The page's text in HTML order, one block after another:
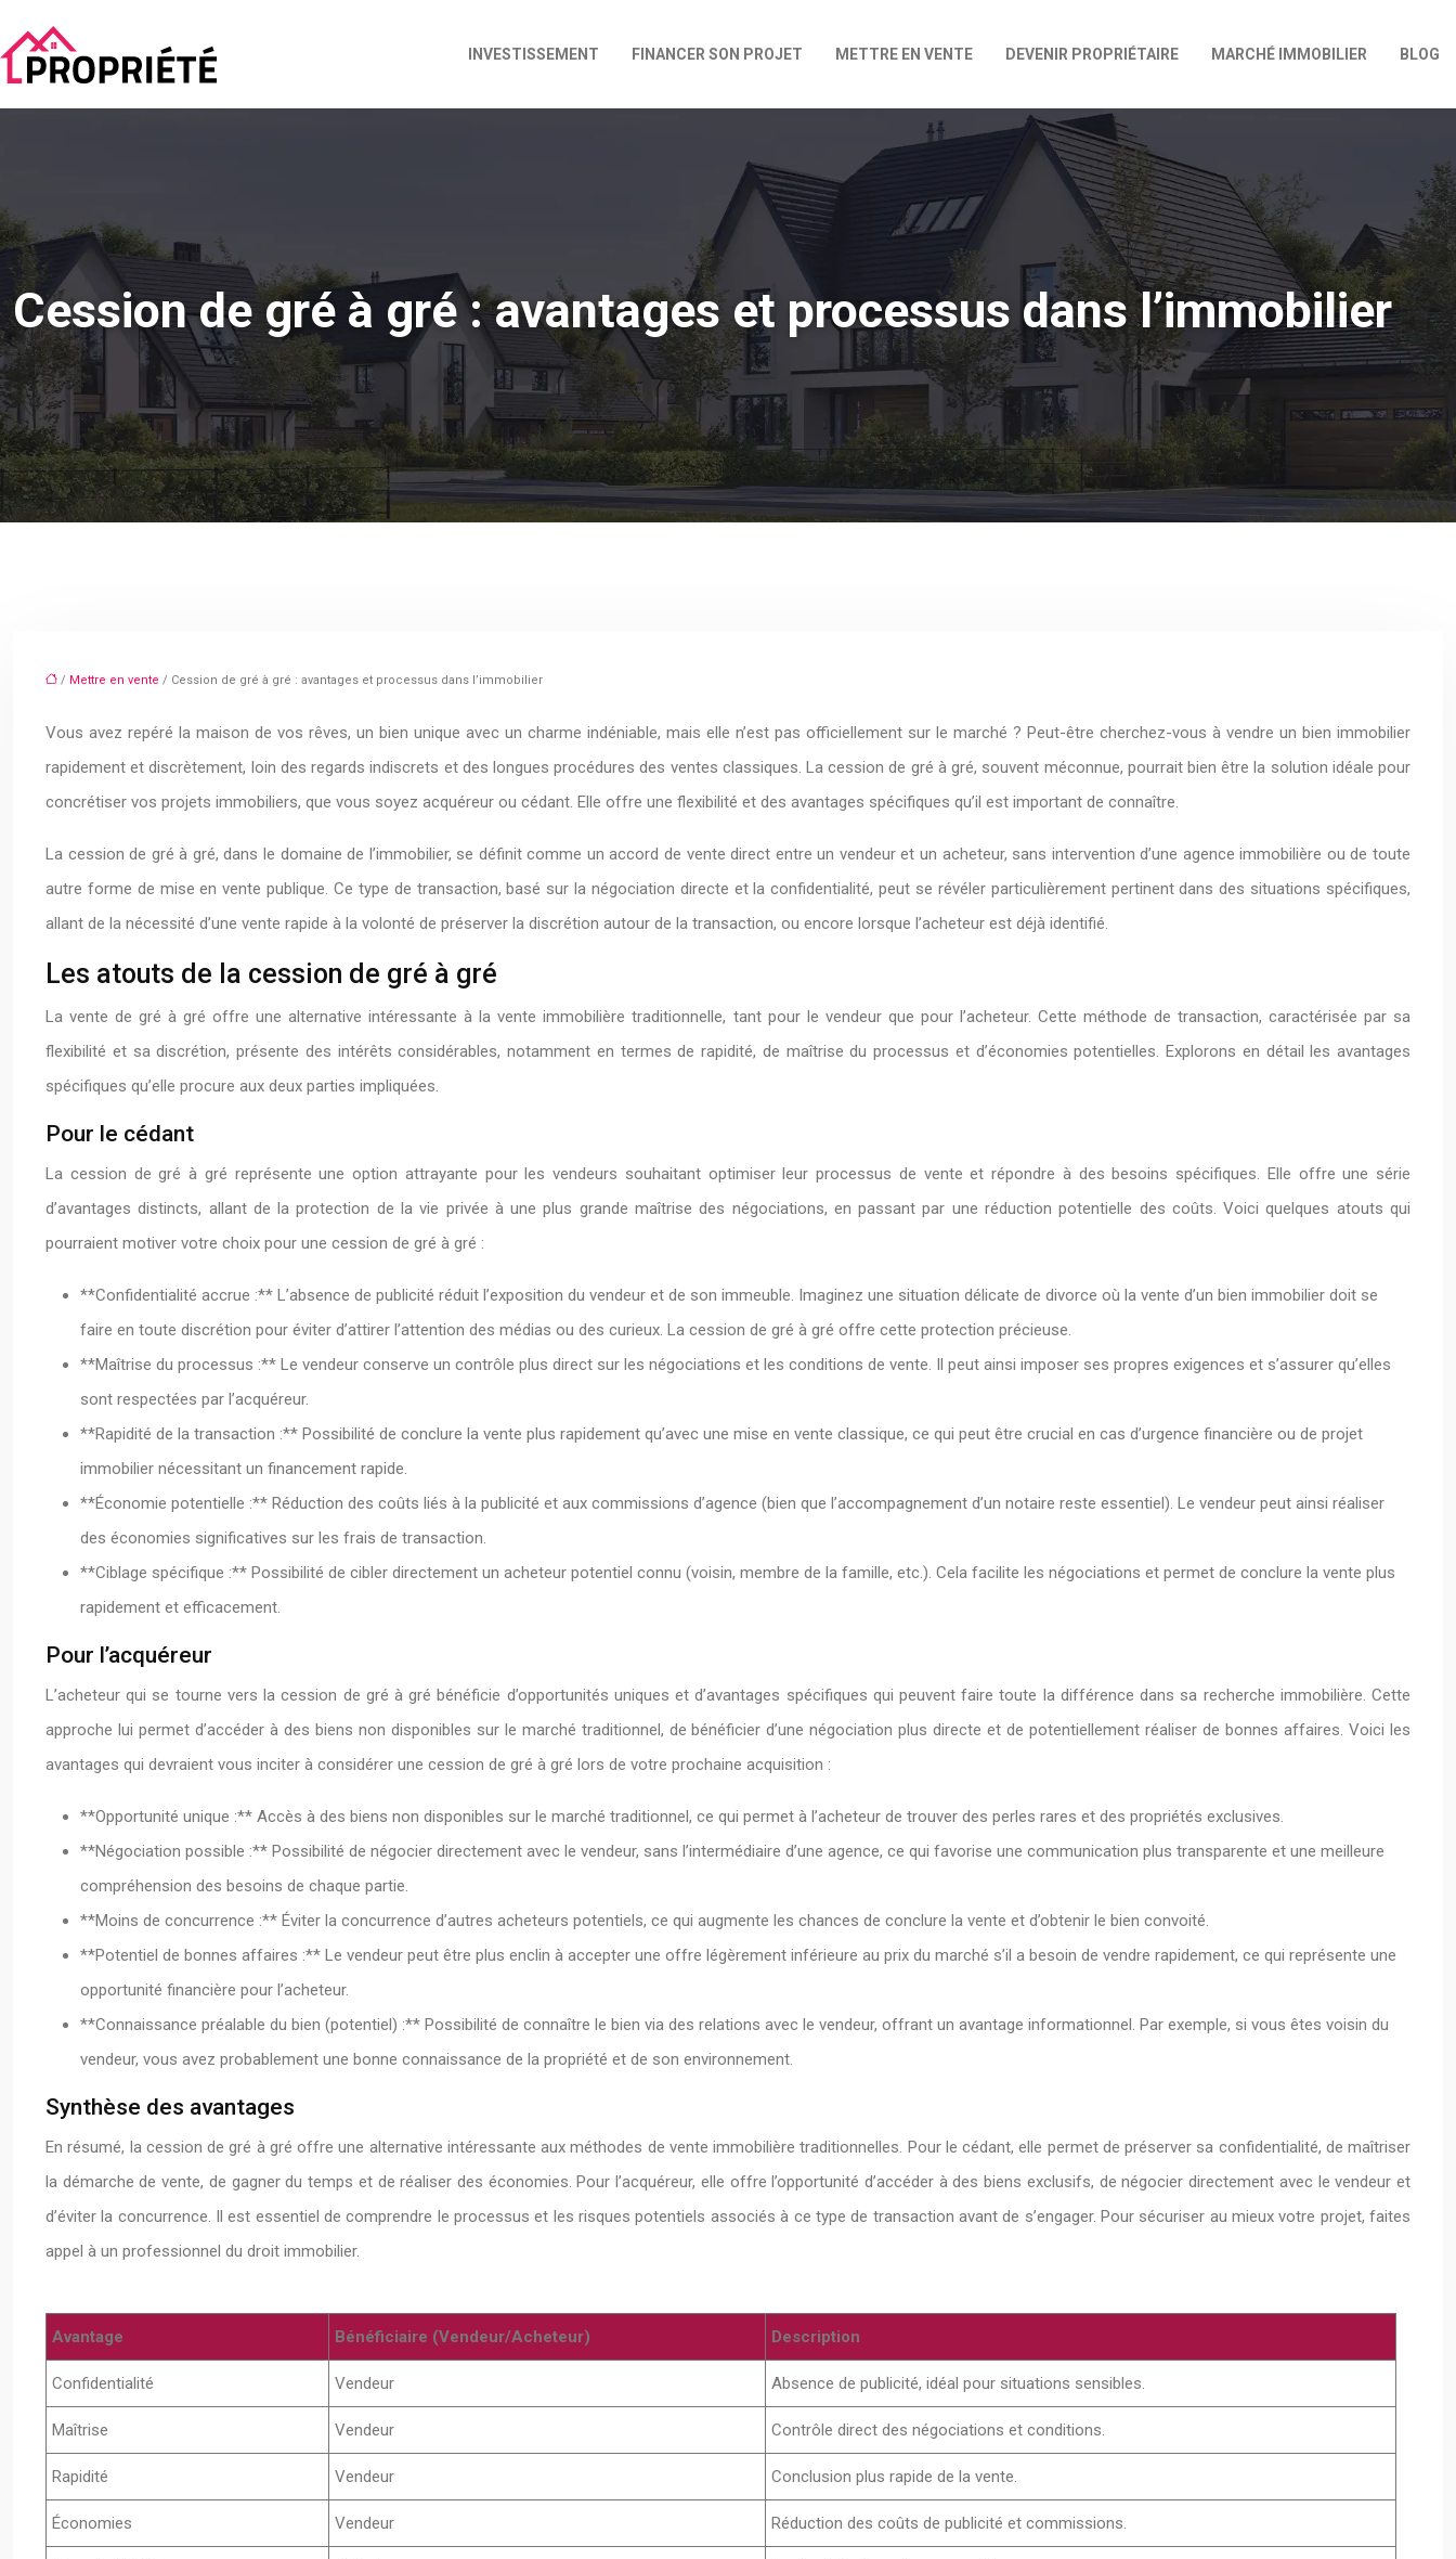
INVESTISSEMENT FINANCER SON PROJET METTRE EN VENTE DEVENIR PROPRIÉTAIRE MARCHÉ IMMOBILIER BLOG
Cession de gré à gré : avantages et processus dans l’immobilier
/ Mettre en vente / Cession de gré à gré : avantages et processus dans l’immobilier
Vous avez repéré la maison de vos rêves, un bien unique avec un charme indéniable, mais elle n’est pas officiellement sur le marché ? Peut-être cherchez-vous à vendre un bien immobilier
rapidement et discrètement, loin des regards indiscrets et des longues procédures des ventes classiques. La cession de gré à gré, souvent méconnue, pourrait bien être la solution idéale pour
concrétiser vos projets immobiliers, que vous soyez acquéreur ou cédant. Elle offre une flexibilité et des avantages spécifiques qu’il est important de connaître.
La cession de gré à gré, dans le domaine de l’immobilier, se définit comme un accord de vente direct entre un vendeur et un acheteur, sans intervention d’une agence immobilière ou de toute
autre forme de mise en vente publique. Ce type de transaction, basé sur la négociation directe et la confidentialité, peut se révéler particulièrement pertinent dans des situations spécifiques,
allant de la nécessité d’une vente rapide à la volonté de préserver la discrétion autour de la transaction, ou encore lorsque l’acheteur est déjà identifié.
Les atouts de la cession de gré à gré
La vente de gré à gré offre une alternative intéressante à la vente immobilière traditionnelle, tant pour le vendeur que pour l’acheteur. Cette méthode de transaction, caractérisée par sa
flexibilité et sa discrétion, présente des intérêts considérables, notamment en termes de rapidité, de maîtrise du processus et d’économies potentielles. Explorons en détail les avantages
spécifiques qu’elle procure aux deux parties impliquées.
Pour le cédant
La cession de gré à gré représente une option attrayante pour les vendeurs souhaitant optimiser leur processus de vente et répondre à des besoins spécifiques. Elle offre une série
d’avantages distincts, allant de la protection de la vie privée à une plus grande maîtrise des négociations, en passant par une réduction potentielle des coûts. Voici quelques atouts qui
pourraient motiver votre choix pour une cession de gré à gré :
**Confidentialité accrue :** L’absence de publicité réduit l’exposition du vendeur et de son immeuble. Imaginez une situation délicate de divorce où la vente d’un bien immobilier doit se
faire en toute discrétion pour éviter d’attirer l’attention des médias ou des curieux. La cession de gré à gré offre cette protection précieuse.
**Maîtrise du processus :** Le vendeur conserve un contrôle plus direct sur les négociations et les conditions de vente. Il peut ainsi imposer ses propres exigences et s’assurer qu’elles
sont respectées par l’acquéreur.
**Rapidité de la transaction :** Possibilité de conclure la vente plus rapidement qu’avec une mise en vente classique, ce qui peut être crucial en cas d’urgence financière ou de projet
immobilier nécessitant un financement rapide.
**Économie potentielle :** Réduction des coûts liés à la publicité et aux commissions d’agence (bien que l’accompagnement d’un notaire reste essentiel). Le vendeur peut ainsi réaliser
des économies significatives sur les frais de transaction.
**Ciblage spécifique :** Possibilité de cibler directement un acheteur potentiel connu (voisin, membre de la famille, etc.). Cela facilite les négociations et permet de conclure la vente plus
rapidement et efficacement.
Pour l’acquéreur
L’acheteur qui se tourne vers la cession de gré à gré bénéficie d’opportunités uniques et d’avantages spécifiques qui peuvent faire toute la différence dans sa recherche immobilière. Cette
approche lui permet d’accéder à des biens non disponibles sur le marché traditionnel, de bénéficier d’une négociation plus directe et de potentiellement réaliser de bonnes affaires. Voici les
avantages qui devraient vous inciter à considérer une cession de gré à gré lors de votre prochaine acquisition :
**Opportunité unique :** Accès à des biens non disponibles sur le marché traditionnel, ce qui permet à l’acheteur de trouver des perles rares et des propriétés exclusives.
**Négociation possible :** Possibilité de négocier directement avec le vendeur, sans l’intermédiaire d’une agence, ce qui favorise une communication plus transparente et une meilleure
compréhension des besoins de chaque partie.
**Moins de concurrence :** Éviter la concurrence d’autres acheteurs potentiels, ce qui augmente les chances de conclure la vente et d’obtenir le bien convoité.
**Potentiel de bonnes affaires :** Le vendeur peut être plus enclin à accepter une offre légèrement inférieure au prix du marché s’il a besoin de vendre rapidement, ce qui représente une
opportunité financière pour l’acheteur.
**Connaissance préalable du bien (potentiel) :** Possibilité de connaître le bien via des relations avec le vendeur, offrant un avantage informationnel. Par exemple, si vous êtes voisin du
vendeur, vous avez probablement une bonne connaissance de la propriété et de son environnement.
Synthèse des avantages
En résumé, la cession de gré à gré offre une alternative intéressante aux méthodes de vente immobilière traditionnelles. Pour le cédant, elle permet de préserver sa confidentialité, de maîtriser
la démarche de vente, de gagner du temps et de réaliser des économies. Pour l’acquéreur, elle offre l’opportunité d’accéder à des biens exclusifs, de négocier directement avec le vendeur et
d’éviter la concurrence. Il est essentiel de comprendre le processus et les risques potentiels associés à ce type de transaction avant de s’engager. Pour sécuriser au mieux votre projet, faites
appel à un professionnel du droit immobilier.
Avantage Bénéficiaire (Vendeur/Acheteur) Description
Confidentialité Vendeur Absence de publicité, idéal pour situations sensibles.
Maîtrise Vendeur Contrôle direct des négociations et conditions.
Rapidité Vendeur Conclusion plus rapide de la vente.
Économies Vendeur Réduction des coûts de publicité et commissions.